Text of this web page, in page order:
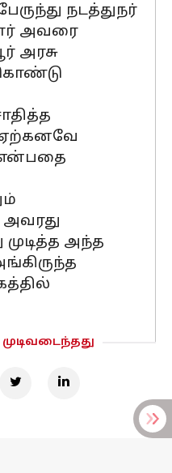
நடத்துநர்
அவரை
அரசு
ஏற்கனவே
என்பதை
அந்த